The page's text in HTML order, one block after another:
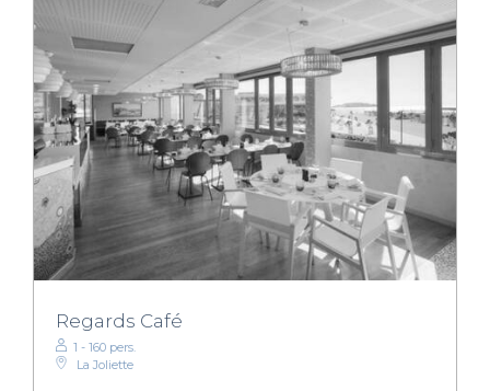
Regards Café
1 - 160 pers.
La Joliette